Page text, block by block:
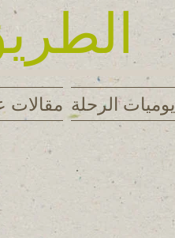
مقالات يوميات الرحلة